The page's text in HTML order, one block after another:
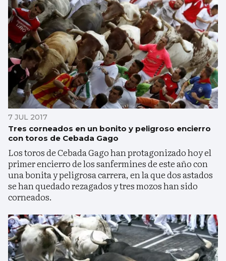
7 JUL 2017
Tres corneados en un bonito y peligroso encierro
con toros de Cebada Gago
Los toros de Cebada Gago han protagonizado hoy el
primer encierro de los sanfermines de este año con
una bonita y peligrosa carrera, en la que dos astados
se han quedado rezagados y tres mozos han sido
corneados.